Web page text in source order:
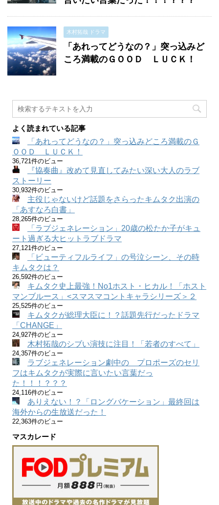
木村拓哉 ドラマ
「あれってどうなの？」突っ込みど
ころ満載のＧＯＯＤ ＬＵＣＫ！
よく読まれている記事
「あれってどうなの？」突っ込みどころ満載のＧ
ＯＯＤ ＬＵＣＫ！
36,721件のビュー
『協奏曲』改めて見直してみたい深い大人のラブ
ストーリー
30,932件のビュー
主役じゃないけど話題をさらったキムタク出演の
「あすなろ白書」
28,265件のビュー
「ラブジェネレーション」20歳の松たか子がキュ
ート過ぎる大ヒットラブドラマ
27,121件のビュー
「ビューティフルライフ」の号泣シーン、その時
キムタクは？
26,592件のビュー
キムタク史上最強！No1ホスト・ヒカル！「ホスト
マンブルース」<スマスマコントキャラシリーズ＞２
25,525件のビュー
キムタクが総理大臣に！？話題先行だったドラマ
「CHANGE」
24,927件のビュー
木村拓哉のシブい演技に注目！「若者のすべて」
24,357件のビュー
ラブジェネレーション劇中の プロポーズのセリ
フはキムタクが実際に言いたい言葉だっ
た！！！？？？
24,116件のビュー
ありえない！？「ロングバケーション」最終回は
海外からの生放送だった！
22,363件のビュー
マスカレード